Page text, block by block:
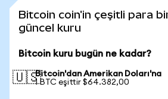
Bitcoin coin'in çeşitli para
güncel kuru
Bitcoin kuru bugün ne kadar?
🇺🇸Bitcoin'dan Amerikan Doları'na
1 BTC eşittir $64.382,00